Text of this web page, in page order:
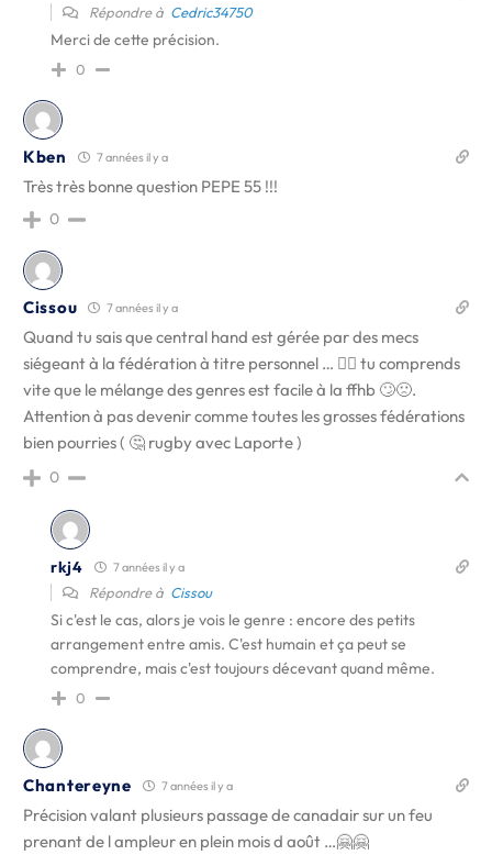
Répondre à Cedric34750
Merci de cette précision.
0
Kben 7 années il y a
Très très bonne question PEPE 55 !!!
0
Cissou 7 années il y a
Quand tu sais que central hand est gérée par des mecs
siégeant à la fédération à titre personnel … 🤷‍♂️ tu comprends
vite que le mélange des genres est facile à la ffhb 🙄🙁.
Attention à pas devenir comme toutes les grosses fédérations
bien pourries ( 🤔 rugby avec Laporte )
0
rkj4 7 années il y a
Répondre à Cissou
Si c'est le cas, alors je vois le genre : encore des petits
arrangement entre amis. C'est humain et ça peut se
comprendre, mais c'est toujours décevant quand même.
0
Chantereyne 7 années il y a
Précision valant plusieurs passage de canadair sur un feu
prenant de l ampleur en plein mois d août …🤗🤗